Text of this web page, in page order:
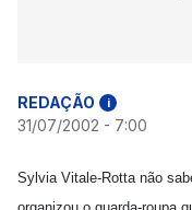
REDAÇÃO i
31/07/2002 - 7:00
Sylvia Vitale-Rotta não